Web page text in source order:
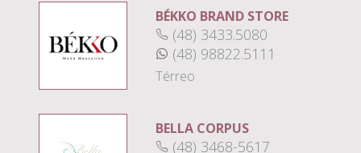
BÉKKO BRAND STORE
(48) 3433.5080
(48) 98822.5111
Térreo
BELLA CORPUS
(48) 3468-5617